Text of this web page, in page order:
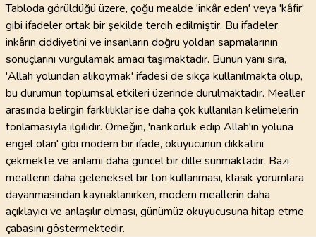
Tabloda görüldüğü üzere, çoğu mealde 'inkâr eden' veya 'kâfir'
gibi ifadeler ortak bir şekilde tercih edilmiştir. Bu ifadeler,
inkârın ciddiyetini ve insanların doğru yoldan sapmalarının
sonuçlarını vurgulamak amacı taşımaktadır. Bunun yanı sıra,
'Allah yolundan alıkoymak' ifadesi de sıkça kullanılmakta olup,
bu durumun toplumsal etkileri üzerinde durulmaktadır. Mealler
arasında belirgin farklılıklar ise daha çok kullanılan kelimelerin
tonlamasıyla ilgilidir. Örneğin, 'nankörlük edip Allah'ın yoluna
engel olan' gibi modern bir ifade, okuyucunun dikkatini
çekmekte ve anlamı daha güncel bir dille sunmaktadır. Bazı
meallerin daha geleneksel bir ton kullanması, klasik yorumlara
dayanmasından kaynaklanırken, modern meallerin daha
açıklayıcı ve anlaşılır olması, günümüz okuyucusuna hitap etme
çabasını göstermektedir.